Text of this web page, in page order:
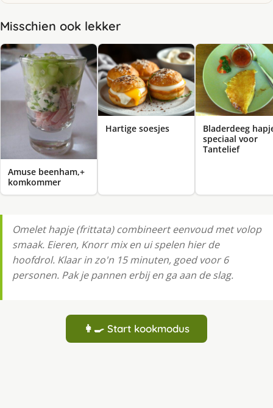
Misschien ook lekker
Amuse beenham,+
komkommer
Hartige soesjes
Bladerdeeg
speciaal voor
Tantelief
Omelet hapje (frittata) combineert eenvoud met volop
smaak. Eieren, Knorr mix en ui spelen hier de
hoofdrol. Klaar in zo'n 15 minuten, goed voor 6
personen. Pak je pannen erbij en ga aan de slag.
👩‍🍳 Start kookmodus